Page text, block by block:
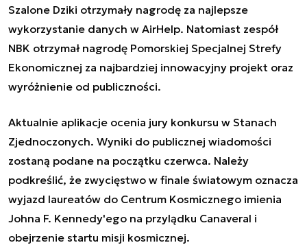
Szalone Dziki otrzymały nagrodę za najlepsze
wykorzystanie danych w AirHelp. Natomiast zespół
NBK otrzymał nagrodę Pomorskiej Specjalnej Strefy
Ekonomicznej za najbardziej innowacyjny projekt oraz
wyróżnienie od publiczności.
Aktualnie aplikacje ocenia jury konkursu w Stanach
Zjednoczonych. Wyniki do publicznej wiadomości
zostaną podane na początku czerwca. Należy
podkreślić, że zwycięstwo w finale światowym oznacza
wyjazd laureatów do Centrum Kosmicznego imienia
Johna F. Kennedy'ego na przylądku Canaveral i
obejrzenie startu misji kosmicznej.